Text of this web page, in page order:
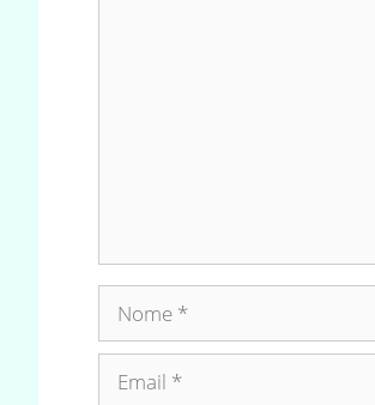
Nome
Email